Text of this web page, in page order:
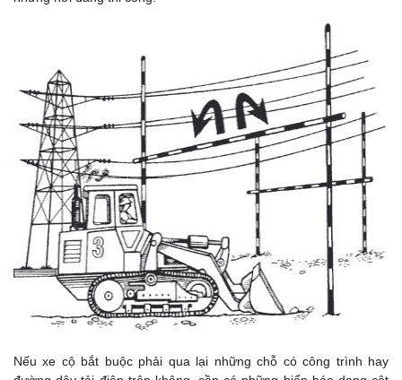
Nếu xe cộ bắt buộc phải qua lại những chỗ có công trình hay